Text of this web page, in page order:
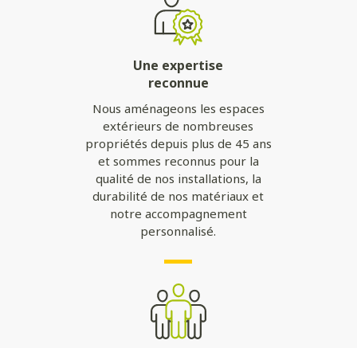
Une expertise
reconnue
Nous aménageons les espaces
extérieurs de nombreuses
propriétés depuis plus de 45 ans
et sommes reconnus pour la
qualité de nos installations, la
durabilité de nos matériaux et
notre accompagnement
personnalisé.